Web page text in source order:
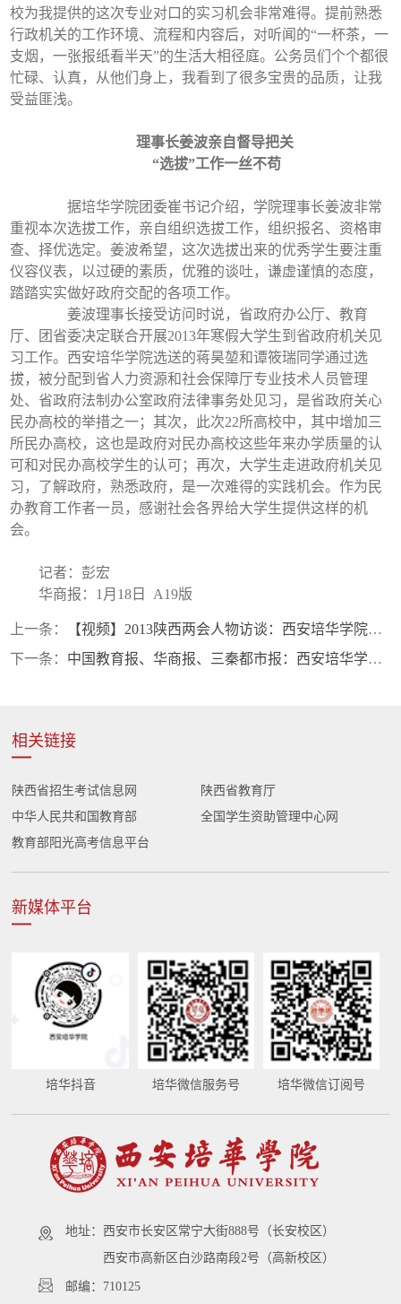
校为我提供的这次专业对口的实习机会非常难得。提前熟悉
行政机关的工作环境、流程和内容后，对听闻的“一杯茶，一
支烟，一张报纸看半天”的生活大相径庭。公务员们个个都很
忙碌、认真，从他们身上，我看到了很多宝贵的品质，让我
受益匪浅。
理事长姜波亲自督导把关
“选拔”工作一丝不苟
据培华学院团委崔书记介绍，学院理事长姜波非常
重视本次选拔工作，亲自组织选拔工作，组织报名、资格审
查、择优选定。姜波希望，这次选拔出来的优秀学生要注重
仪容仪表，以过硬的素质，优雅的谈吐，谦虚谨慎的态度，
踏踏实实做好政府交配的各项工作。
姜波理事长接受访问时说，省政府办公厅、教育
厅、团省委决定联合开展2013年寒假大学生到省政府机关见
习工作。西安培华学院选送的蒋昊堃和谭筱瑞同学通过选
拔，被分配到省人力资源和社会保障厅专业技术人员管理
处、省政府法制办公室政府法律事务处见习，是省政府关心
民办高校的举措之一；其次，此次22所高校中，其中增加三
所民办高校，这也是政府对民办高校这些年来办学质量的认
可和对民办高校学生的认可；再次，大学生走进政府机关见
习，了解政府，熟悉政府，是一次难得的实践机会。作为民
办教育工作者一员，感谢社会各界给大学生提供这样的机
会。
记者：彭宏
华商报：1月18日 A19版
上一条：
【视频】2013陕西两会人物访谈：西安培华学院理事长姜波
下一条： 中国教育报、华商报、三秦都市报：西安培华学院红十字会获“全国优秀红十字志愿服务队”殊荣
相关链接
陕西省招生考试信息网
陕西省教育厅
中华人民共和国教育部
全国学生资助管理中心网
教育部阳光高考信息平台
新媒体平台
培华抖音 培华微信服务号 培华微信订阅号
地址： 西安市长安区常宁大街888号（长安校区）
西安市高新区白沙路南段2号（高新校区）
邮编：710125